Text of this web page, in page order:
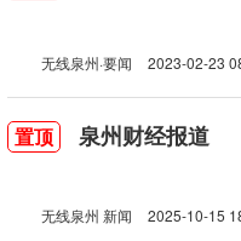
无线泉州·要闻 2023-02-23
置顶 泉州财经报道
无线泉州 新闻 2025-10-15